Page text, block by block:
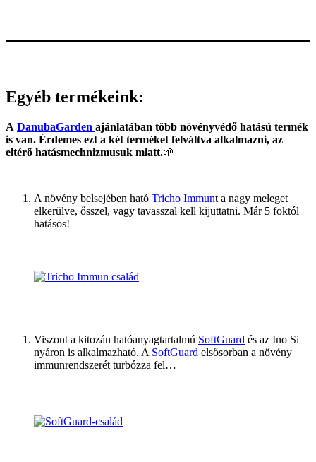
Egyéb termékeink:
A DanubaGarden ajánlatában több növényvédő hatású termék
is van. Érdemes ezt a két terméket felváltva alkalmazni, az
eltérő hatásmechnizmusuk miatt.🌱
A növény belsejében ható Tricho Immunt a nagy meleget
elkerülve, ősszel, vagy tavasszal kell kijuttatni. Már 5 foktól
hatásos!
Viszont a kitozán hatóanyagtartalmú SoftGuard és az Ino Si
nyáron is alkalmazható. A SoftGuard elsősorban a növény
immunrendszerét turbózza fel…